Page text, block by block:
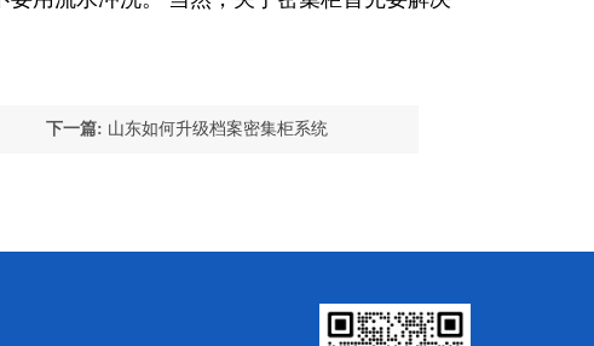
下一篇: 山东如何升级档案密集柜系统